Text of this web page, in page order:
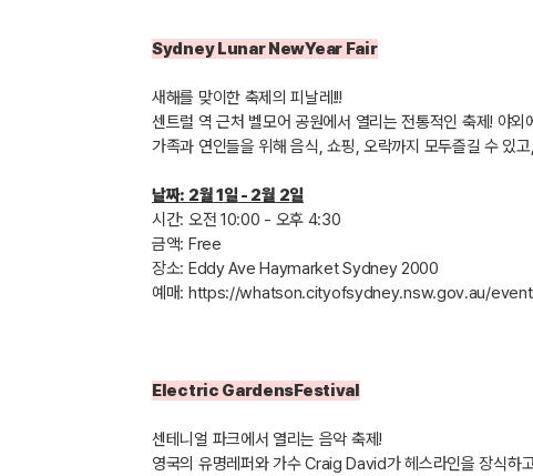
Sydney Lunar NewYear Fair
새해를 맞이한 축제의 피날레!!!
센트럴 역 근처 벨모어 공원에서 열리는 전통적인 축제! 야외
가족과 연인들을 위해 음식,쇼핑,오락까지 모두즐길 수 있고,
날짜: 2월1일- 2월 2일
시간: 오전 10:00 - 오후4:30
금액: Free
장소: Eddy Ave Haymarket Sydney 2000
예매: https://whatson.cityofsydney.nsw.gov.au/
Electric GardensFestival
센테니얼 파크에서 열리는 음악 축제!
영국의 유명레퍼와 가수Craig David가 헤스라인을 장식하